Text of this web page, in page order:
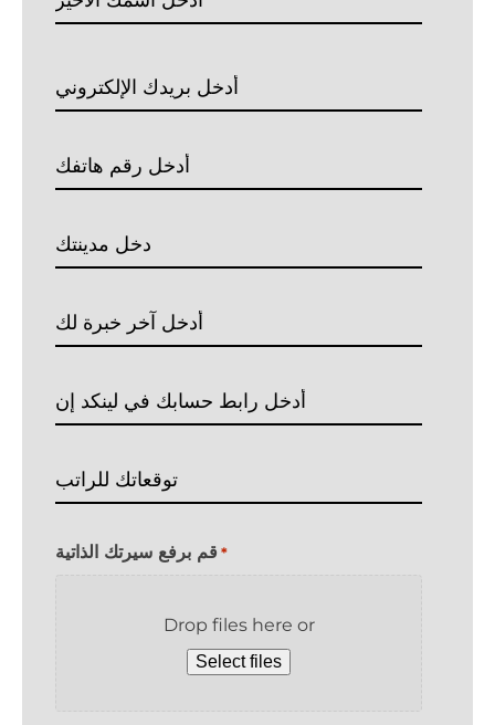
Email
*
Enter
Your
Number
Enter
Your
Enter
Your
Experiance
LinkedIn
Link
Your
Salary
قم برفع سيرتك الذاتية *
Drop files here or
Select files